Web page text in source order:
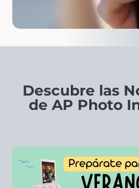
Descubre las
de AP Photo